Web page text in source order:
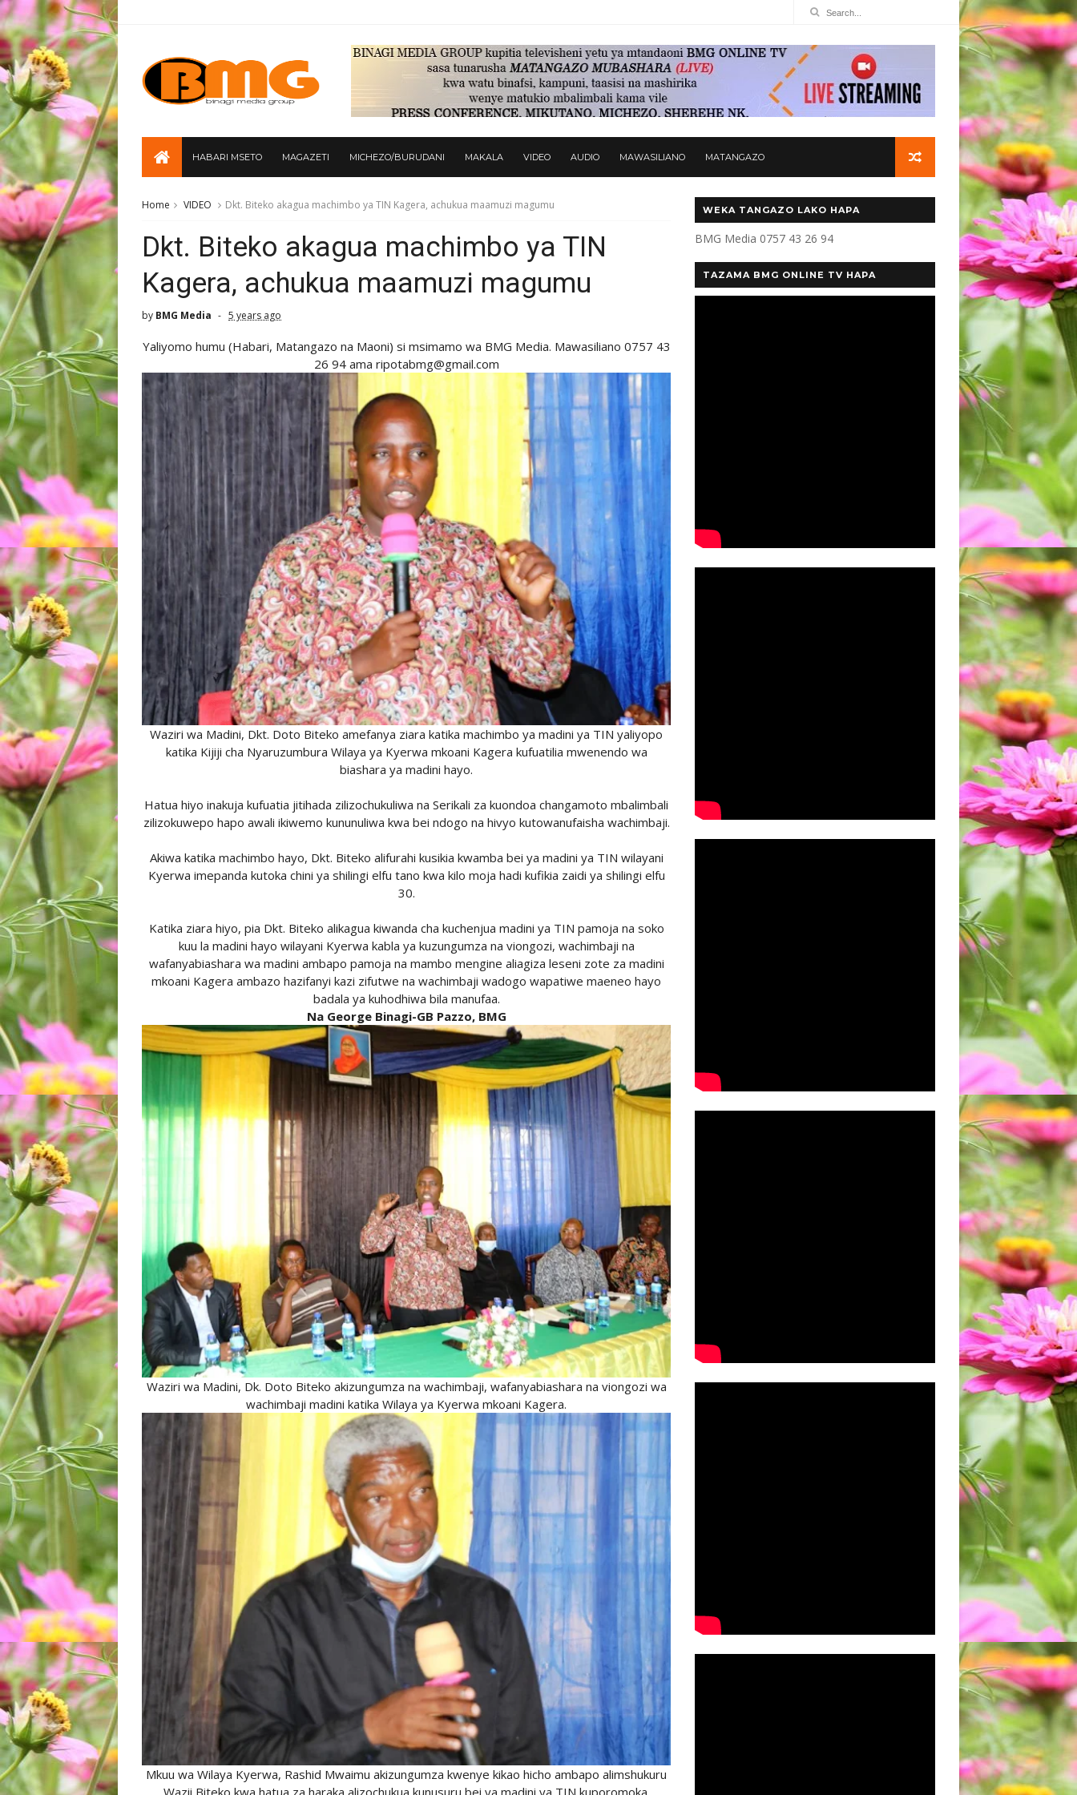
HABARI MSETO MAGAZETI MICHEZO/BURUDANI MAKALA VIDEO AUDIO MAWASILIANO MATANGAZO
Home VIDEO Dkt. Biteko akagua machimbo ya TIN Kagera, achukua maamuzi magumu
Dkt. Biteko akagua machimbo ya TIN
Kagera, achukua maamuzi magumu
by BMG Media 5 years ago
Yaliyomo humu (Habari, Matangazo na Maoni) si msimamo wa BMG Media. Mawasiliano 0757 43
26 94 ama ripotabmg@gmail.com
Waziri wa Madini, Dkt. Doto Biteko amefanya ziara katika machimbo ya madini ya TIN yaliyopo
katika Kijiji cha Nyaruzumbura Wilaya ya Kyerwa mkoani Kagera kufuatilia mwenendo wa
biashara ya madini hayo.
Hatua hiyo inakuja kufuatia jitihada zilizochukuliwa na Serikali za kuondoa changamoto mbalimbali
zilizokuwepo hapo awali ikiwemo kununuliwa kwa bei ndogo na hivyo kutowanufaisha wachimbaji.
Akiwa katika machimbo hayo, Dkt. Biteko alifurahi kusikia kwamba bei ya madini ya TIN wilayani
Kyerwa imepanda kutoka chini ya shilingi elfu tano kwa kilo moja hadi kufikia zaidi ya shilingi elfu
30.
Katika ziara hiyo, pia Dkt. Biteko alikagua kiwanda cha kuchenjua madini ya TIN pamoja na soko
kuu la madini hayo wilayani Kyerwa kabla ya kuzungumza na viongozi, wachimbaji na
wafanyabiashara wa madini ambapo pamoja na mambo mengine aliagiza leseni zote za madini
mkoani Kagera ambazo hazifanyi kazi zifutwe na wachimbaji wadogo wapatiwe maeneo hayo
badala ya kuhodhiwa bila manufaa.
Na George Binagi-GB Pazzo, BMG
Waziri wa Madini, Dk. Doto Biteko akizungumza na wachimbaji, wafanyabiashara na viongozi wa
wachimbaji madini katika Wilaya ya Kyerwa mkoani Kagera.
Mkuu wa Wilaya Kyerwa, Rashid Mwaimu akizungumza kwenye kikao hicho ambapo alimshukuru
Wazii Biteko kwa hatua za haraka alizochukua kunusuru bei ya madini ya TIN kuporomoka.
WEKA TANGAZO LAKO HAPA
BMG Media 0757 43 26 94
TAZAMA BMG ONLINE TV HAPA